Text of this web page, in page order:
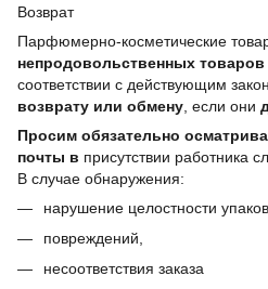
Возврат
Парфюмерно-косметические
непродовольственных
соответствии с действующим
возврату или обмену , если они
Просим обязательно
почты в присутствии работника
В случае обнаружения:
нарушение целостности
повреждений,
несоответствия заказа